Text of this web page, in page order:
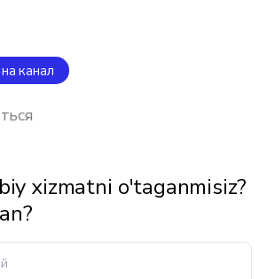
канал
xizmatni o'taganmisiz?